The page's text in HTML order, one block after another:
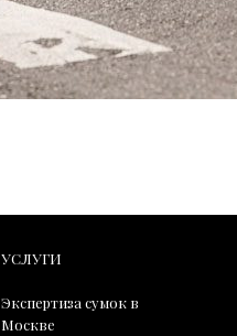
УСЛУГИ
Экспертиза сумок в
Москве